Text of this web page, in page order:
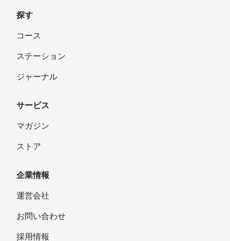
探す
コース
ステーション
ジャーナル
サービス
マガジン
ストア
企業情報
運営会社
お問い合わせ
採用情報